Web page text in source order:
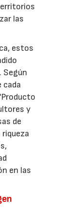
las
estos
Según
cada
y
de
en las